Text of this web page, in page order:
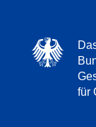
für